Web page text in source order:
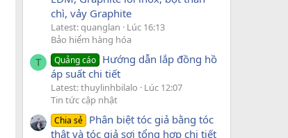
chì, vảy Graphite
Latest: quanglan
Lúc 16:13
Bảo hiểm hàng hóa
T Quảng cáo Hướng dẫn lắp đồng hồ
áp suất chi tiết
Latest: thuylinhbilalo
Lúc 12:07
Tin tức cập nhật
Chia sẻ Phân biệt tóc giả bằng tóc
thật và tóc giả sợi tổng hợp chi tiết